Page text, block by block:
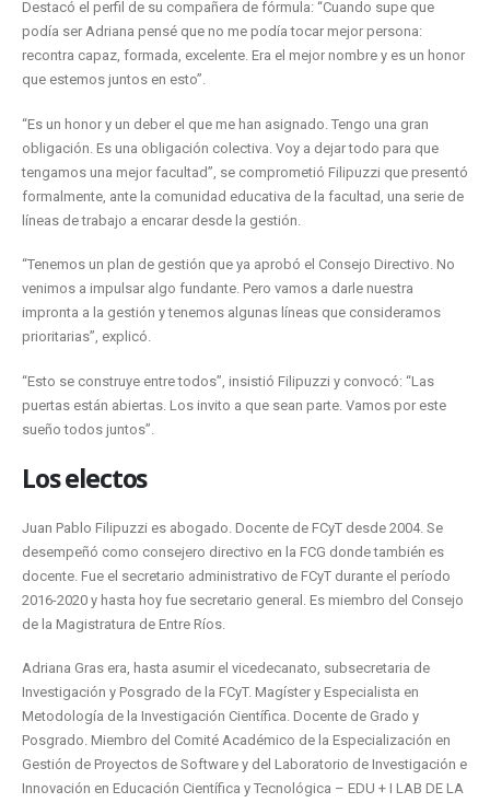
Destacó el perfil de su compañera de fórmula: “Cuando supe que
podía ser Adriana pensé que no me podía tocar mejor persona:
recontra capaz, formada, excelente. Era el mejor nombre y es un honor
que estemos juntos en esto”.
“Es un honor y un deber el que me han asignado. Tengo una gran
obligación. Es una obligación colectiva. Voy a dejar todo para que
tengamos una mejor facultad”, se comprometió Filipuzzi que presentó
formalmente, ante la comunidad educativa de la facultad, una serie de
líneas de trabajo a encarar desde la gestión.
“Tenemos un plan de gestión que ya aprobó el Consejo Directivo. No
venimos a impulsar algo fundante. Pero vamos a darle nuestra
impronta a la gestión y tenemos algunas líneas que consideramos
prioritarias”, explicó.
“Esto se construye entre todos”, insistió Filipuzzi y convocó: “Las
puertas están abiertas. Los invito a que sean parte. Vamos por este
sueño todos juntos”.
Los electos
Juan Pablo Filipuzzi es abogado. Docente de FCyT desde 2004. Se
desempeñó como consejero directivo en la FCG donde también es
docente. Fue el secretario administrativo de FCyT durante el período
2016-2020 y hasta hoy fue secretario general. Es miembro del Consejo
de la Magistratura de Entre Ríos.
Adriana Gras era, hasta asumir el vicedecanato, subsecretaria de
Investigación y Posgrado de la FCyT. Magíster y Especialista en
Metodología de la Investigación Científica. Docente de Grado y
Posgrado. Miembro del Comité Académico de la Especialización en
Gestión de Proyectos de Software y del Laboratorio de Investigación e
Innovación en Educación Científica y Tecnológica – EDU + I LAB DE LA